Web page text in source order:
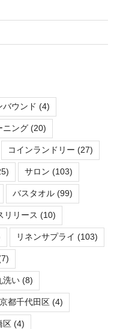
バウンド (4)
ニング (20)
コインランドリー (27)
サロン (103)
バスタオル (99)
リリース (10)
リネンサプライ (103)
洗い (8)
都千代田区 (4)
区 (4)